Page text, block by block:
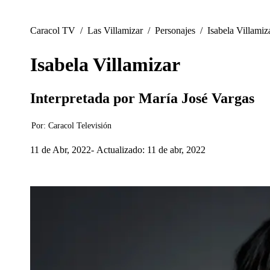
Caracol TV / Las Villamizar / Personajes / Isabela
Isabela Villamizar
Interpretada por María José Vargas
Por: Caracol Televisión
11 de Abr, 2022 Actualizado: 11 de abr, 2022